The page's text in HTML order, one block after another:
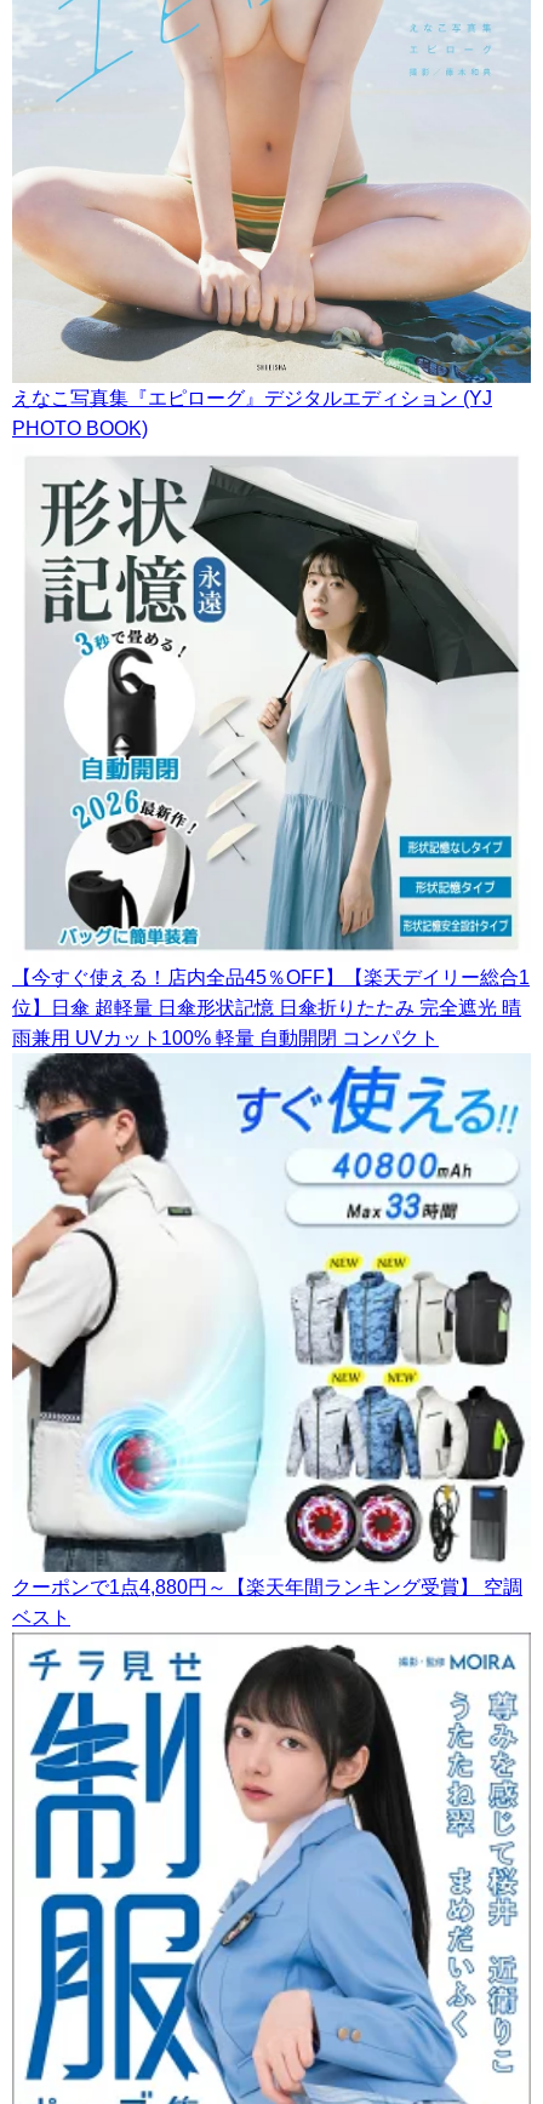
えなこ写真集『エピローグ』デジタルエディション (YJ
PHOTO BOOK)
【今すぐ使える！店内全品45％OFF】【楽天デイリー総合1
位】日傘 超軽量 日傘形状記憶 日傘折りたたみ 完全遮光 晴
雨兼用 UVカット100% 軽量 自動開閉 コンパクト
クーポンで1点4,880円～【楽天年間ランキング受賞】 空調
ベスト